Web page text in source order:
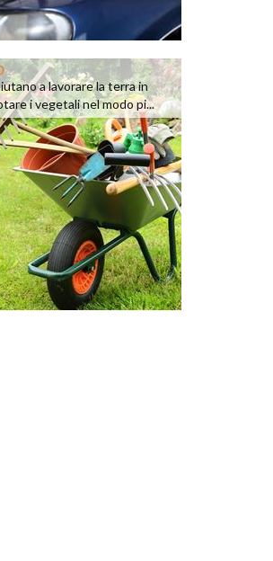
a lavorare la terra in
i vegetali nel modo pi...